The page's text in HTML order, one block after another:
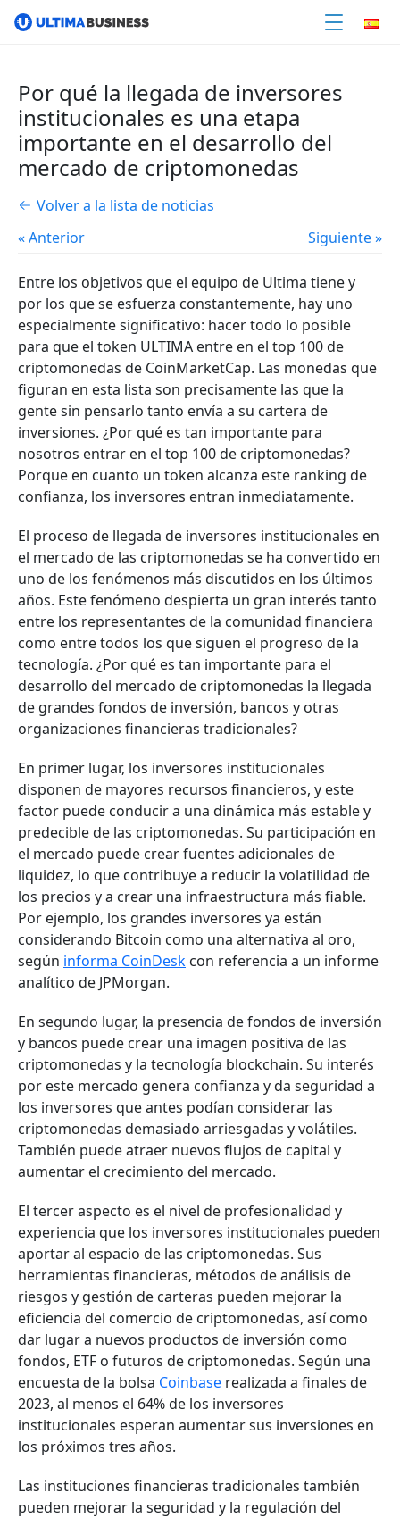
Por qué la llegada de inversores
institucionales es una etapa
importante en el desarrollo del
mercado de criptomonedas
Volver a la lista de noticias
« Anterior
Siguiente »
Entre los objetivos que el equipo de Ultima tiene y
por los que se esfuerza constantemente, hay uno
especialmente significativo: hacer todo lo posible
para que el token ULTIMA entre en el top 100 de
criptomonedas de CoinMarketCap. Las monedas que
figuran en esta lista son precisamente las que la
gente sin pensarlo tanto envía a su cartera de
inversiones. ¿Por qué es tan importante para
nosotros entrar en el top 100 de criptomonedas?
Porque en cuanto un token alcanza este ranking de
confianza, los inversores entran inmediatamente.
El proceso de llegada de inversores institucionales en
el mercado de las criptomonedas se ha convertido en
uno de los fenómenos más discutidos en los últimos
años. Este fenómeno despierta un gran interés tanto
entre los representantes de la comunidad financiera
como entre todos los que siguen el progreso de la
tecnología. ¿Por qué es tan importante para el
desarrollo del mercado de criptomonedas la llegada
de grandes fondos de inversión, bancos y otras
organizaciones financieras tradicionales?
En primer lugar, los inversores institucionales
disponen de mayores recursos financieros, y este
factor puede conducir a una dinámica más estable y
predecible de las criptomonedas. Su participación en
el mercado puede crear fuentes adicionales de
liquidez, lo que contribuye a reducir la volatilidad de
los precios y a crear una infraestructura más fiable.
Por ejemplo, los grandes inversores ya están
considerando Bitcoin como una alternativa al oro,
según informa CoinDesk con referencia a un informe
analítico de JPMorgan.
En segundo lugar, la presencia de fondos de inversión
y bancos puede crear una imagen positiva de las
criptomonedas y la tecnología blockchain. Su interés
por este mercado genera confianza y da seguridad a
los inversores que antes podían considerar las
criptomonedas demasiado arriesgadas y volátiles.
También puede atraer nuevos flujos de capital y
aumentar el crecimiento del mercado.
El tercer aspecto es el nivel de profesionalidad y
experiencia que los inversores institucionales pueden
aportar al espacio de las criptomonedas. Sus
herramientas financieras, métodos de análisis de
riesgos y gestión de carteras pueden mejorar la
eficiencia del comercio de criptomonedas, así como
dar lugar a nuevos productos de inversión como
fondos, ETF o futuros de criptomonedas. Según una
encuesta de la bolsa Coinbase realizada a finales de
2023, al menos el 64% de los inversores
institucionales esperan aumentar sus inversiones en
los próximos tres años.
Las instituciones financieras tradicionales también
pueden mejorar la seguridad y la regulación del